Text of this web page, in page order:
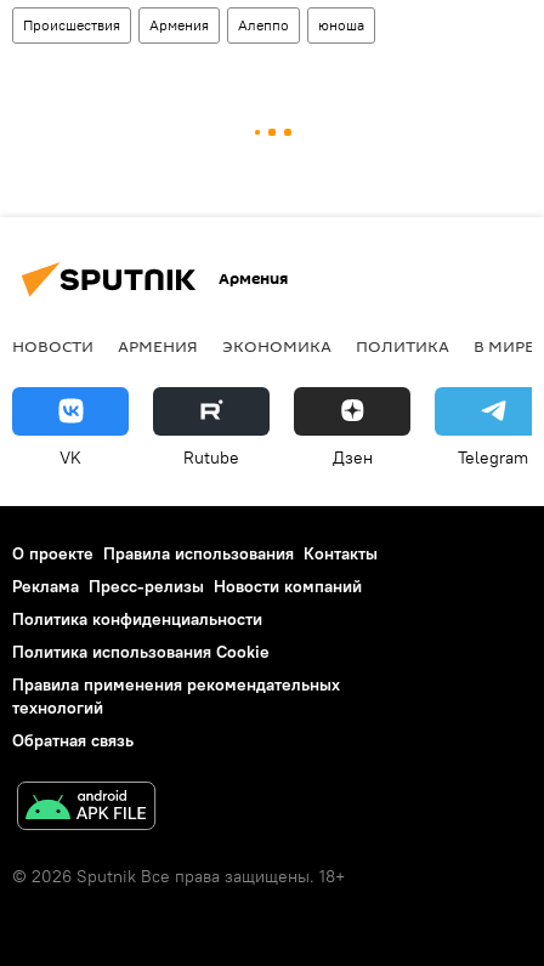
Происшествия Армения Алеппо юноша
Армения
НОВОСТИ АРМЕНИЯ ЭКОНОМИКА ПОЛИТИКА В МИРЕ
VK Rutube Дзен Telegram
О проекте Правила использования Контакты
Реклама Пресс-релизы Новости компаний
Политика конфиденциальности
Политика использования Cookie
Правила применения рекомендательных
технологий
Обратная связь
© 2026 Sputnik Все права защищены. 18+